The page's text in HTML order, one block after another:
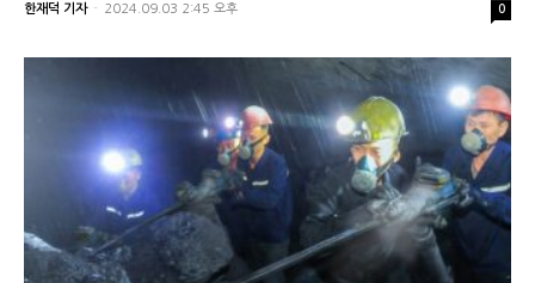
한재덕 기자 - 2024.09.03 2:45 오후 0